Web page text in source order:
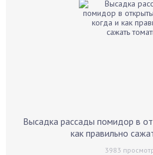
Высадка рассады помидор в
как правильно
3983